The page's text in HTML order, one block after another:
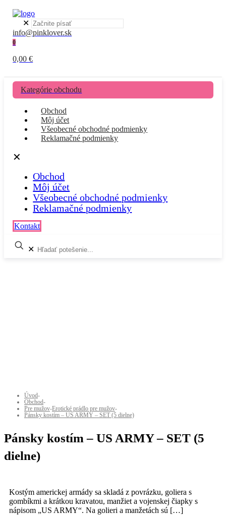
✕
info@pinklover.sk
0
0,00 €
Kategórie obchodu
Obchod
Môj účet
Všeobecné obchodné podmienky
Reklamačné podmienky
✕
Obchod
Môj účet
Všeobecné obchodné podmienky
Reklamačné podmienky
Kontakt
✕
Úvod-
Obchod-
Pre mužov-Erotické prádlo pre mužov-
Pánsky kostím – US ARMY – SET (5 dielne)
Pánsky kostím – US ARMY – SET (5
dielne)
Kostým americkej armády sa skladá z povrázku, goliera s
gombíkmi a krátkou kravatou, manžiet a vojenskej čiapky s
nápisom „US ARMY“. Na golieri a manžetách sú […]